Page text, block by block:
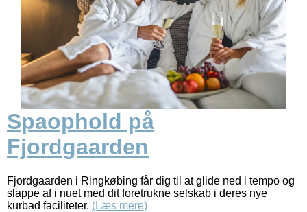
Spaophold på
Fjordgaarden
Fjordgaarden i Ringkøbing får dig til at glide ned i tempo og
slappe af i nuet med dit foretrukne selskab i deres nye
kurbad faciliteter. (Læs mere)